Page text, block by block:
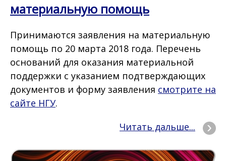
материальную помощь
Принимаются заявления на материальную
помощь по 20 марта 2018 года. Перечень
оснований для оказания материальной
поддержки с указанием подтверждающих
документов и форму заявления смотрите на
сайте НГУ.
Читать дальше...